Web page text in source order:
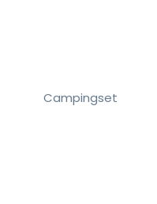
Campingset